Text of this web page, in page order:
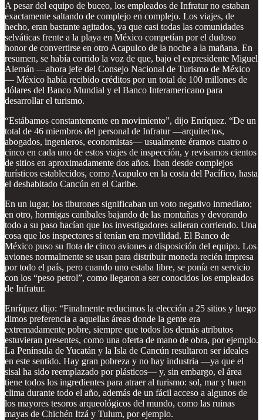
A pesar del equipo de buceo, los empleados de Infratur no estaban
exactamente saltando de complejo en complejo. Los viajes, de
hecho, eran bastante agitados, ya que casi todas las comunidades
selváticas frente a la playa en México competían por el dudoso
honor de convertirse en otro Acapulco de la noche a la mañana. En
resumen, se había corrido la voz de que, bajo el expresidente Miguel
Alemán —ahora jefe del Consejo Nacional de Turismo de México
— México había recibido créditos por un total de 100 millones de
dólares del Banco Mundial y el Banco Interamericano para
desarrollar el turismo.
“Estábamos constantemente en movimiento”, dijo Enríquez. “De un
total de 46 miembros del personal de Infratur —arquitectos,
abogados, ingenieros, economistas— usualmente éramos cuatro o
cinco en cada uno de estos viajes de inspección, y revisamos cientos
de sitios en aproximadamente dos años. Iban desde complejos
turísticos establecidos, como Acapulco en la costa del Pacífico, hasta
el deshabitado Cancún en el Caribe.
En un lugar, los tiburones significaban un voto negativo inmediato;
en otro, hormigas caníbales bajando de las montañas y devorando
todo a su paso hacían que los investigadores salieran corriendo. Una
cosa que los inspectores sí tenían era movilidad. El Banco de
México puso su flota de cinco aviones a disposición del equipo. Los
aviones normalmente se usan para distribuir moneda recién impresa
por todo el país, pero cuando uno estaba libre, se ponía en servicio
con los “peso petrol”, como llegaron a ser conocidos los empleados
de Infratur.
Enríquez dijo: “Finalmente reducimos la elección a 25 sitios y luego
dimos preferencia a aquellas áreas donde la gente era
extremadamente pobre, siempre que todos los demás atributos
estuvieran presentes, como una oferta de mano de obra, por ejemplo.
La Península de Yucatán y la Isla de Cancún resultaron ser ideales
en este sentido. Hay gran pobreza y no hay industria —ya que el
sisal ha sido reemplazado por plásticos— y, sin embargo, el área
tiene todos los ingredientes para atraer al turismo: sol, mar y buen
clima durante todo el año, además de un fácil acceso a algunos de
los mayores tesoros arqueológicos del mundo, como las ruinas
mayas de Chichén Itzá y Tulum, por ejemplo.